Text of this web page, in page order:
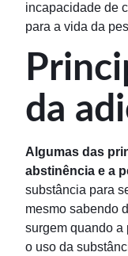
incapacidade de
para a vida da
da
Algumas das
abstinência e a
substância para
mesmo sabendo
surgem quando a
o uso da